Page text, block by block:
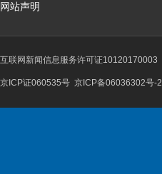
网站声明
互联网新闻信息服务许可证10120170003
京ICP证060535号 京ICP备06036302号-2